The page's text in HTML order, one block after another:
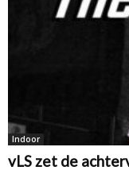
Indoor
vLS zet de